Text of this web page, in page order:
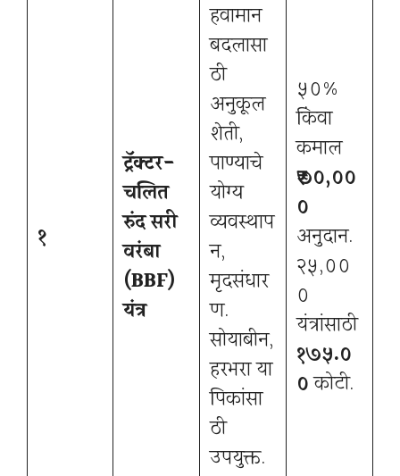
१
ट्रॅक्टर-
चलित
रुंद सरी
वरंबा
(BBF)
यंत्र
हवामान
बदलासा
ठी
अनुकूल
शेती,
पाण्याचे
योग्य
व्यवस्थाप
न,
मृदसंधार
ण.
सोयाबीन,
हरभरा या
पिकांसा
ठी
उपयुक्त.
५०%
किंवा
कमाल
₹७०,००
०
अनुदान.
२५,००
०
यंत्रांसाठी
१७५.०
०कोटी.